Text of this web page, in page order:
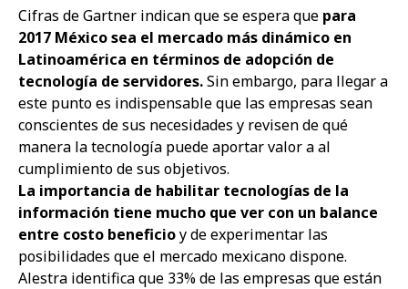
Cifras de Gartner indican que se espera que para
2017 México sea el mercado más dinámico en
Latinoamérica en términos de adopción de
tecnología de servidores.Sin embargo, para llegar a
este punto es indispensable que las empresas sean
conscientes de sus necesidades y revisen de qué
manera la tecnología puede aportar valor a al
cumplimiento de sus objetivos.
La importancia de habilitar tecnologías de la
información tiene mucho que ver con un balance
entre costo beneficioy de experimentar las
posibilidades que el mercado mexicano dispone.
Alestra identifica que 33% de las empresas que están